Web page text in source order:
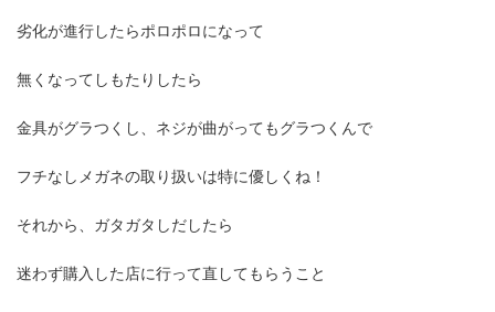
劣化が進行したらポロポロになって
無くなってしもたりしたら
金具がグラつくし、ネジが曲がってもグラつくんで
フチなしメガネの取り扱いは特に優しくね！
それから、ガタガタしだしたら
迷わず購入した店に行って直してもらうこと